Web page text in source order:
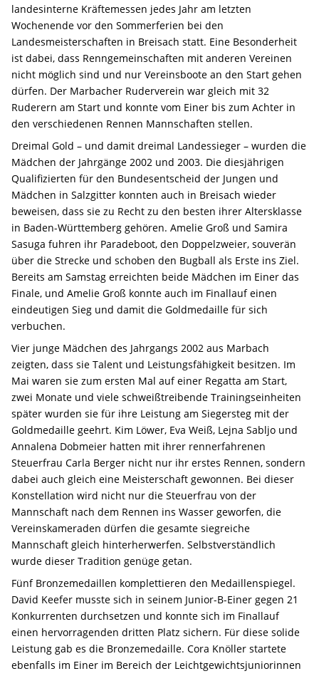
landesinterne Kräftemessen jedes Jahr am letzten
Wochenende vor den Sommerferien bei den
Landesmeisterschaften in Breisach statt. Eine Besonderheit
ist dabei, dass Renngemeinschaften mit anderen Vereinen
nicht möglich sind und nur Vereinsboote an den Start gehen
dürfen. Der Marbacher Ruderverein war gleich mit 32
Ruderern am Start und konnte vom Einer bis zum Achter in
den verschiedenen Rennen Mannschaften stellen.
Dreimal Gold – und damit dreimal Landessieger – wurden die
Mädchen der Jahrgänge 2002 und 2003. Die diesjährigen
Qualifizierten für den Bundesentscheid der Jungen und
Mädchen in Salzgitter konnten auch in Breisach wieder
beweisen, dass sie zu Recht zu den besten ihrer Altersklasse
in Baden-Württemberg gehören. Amelie Groß und Samira
Sasuga fuhren ihr Paradeboot, den Doppelzweier, souverän
über die Strecke und schoben den Bugball als Erste ins Ziel.
Bereits am Samstag erreichten beide Mädchen im Einer das
Finale, und Amelie Groß konnte auch im Finallauf einen
eindeutigen Sieg und damit die Goldmedaille für sich
verbuchen.
Vier junge Mädchen des Jahrgangs 2002 aus Marbach
zeigten, dass sie Talent und Leistungsfähigkeit besitzen. Im
Mai waren sie zum ersten Mal auf einer Regatta am Start,
zwei Monate und viele schweißtreibende Trainingseinheiten
später wurden sie für ihre Leistung am Siegersteg mit der
Goldmedaille geehrt. Kim Löwer, Eva Weiß, Lejna Sabljo und
Annalena Dobmeier hatten mit ihrer rennerfahrenen
Steuerfrau Carla Berger nicht nur ihr erstes Rennen, sondern
dabei auch gleich eine Meisterschaft gewonnen. Bei dieser
Konstellation wird nicht nur die Steuerfrau von der
Mannschaft nach dem Rennen ins Wasser geworfen, die
Vereinskameraden dürfen die gesamte siegreiche
Mannschaft gleich hinterherwerfen. Selbstverständlich
wurde dieser Tradition genüge getan.
Fünf Bronzemedaillen komplettieren den Medaillenspiegel.
David Keefer musste sich in seinem Junior-B-Einer gegen 21
Konkurrenten durchsetzen und konnte sich im Finallauf
einen hervorragenden dritten Platz sichern. Für diese solide
Leistung gab es die Bronzemedaille. Cora Knöller startete
ebenfalls im Einer im Bereich der Leichtgewichtsjuniorinnen